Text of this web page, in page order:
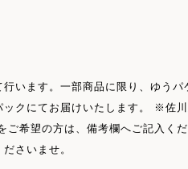
います。一部商品に限り、ゆう
クにてお届けいたします。 ※佐
ご希望の方は、備考欄へご記入
さいませ。